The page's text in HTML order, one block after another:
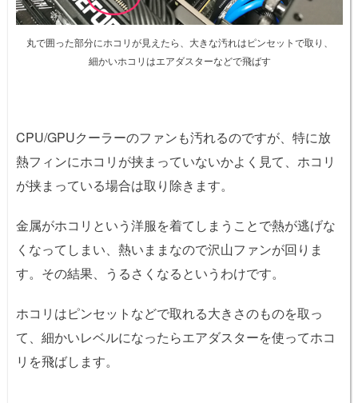
丸で囲った部分にホコリが見えたら、大きな汚れはピンセットで取り、
細かいホコリはエアダスターなどで飛ばす
CPU/GPUクーラーのファンも汚れるのですが、特に放
熱フィンにホコリが挟まっていないかよく見て、ホコリ
が挟まっている場合は取り除きます。
金属がホコリという洋服を着てしまうことで熱が逃げな
くなってしまい、熱いままなので沢山ファンが回りま
す。その結果、うるさくなるというわけです。
ホコリはピンセットなどで取れる大きさのものを取っ
て、細かいレベルになったらエアダスターを使ってホコ
リを飛ばします。